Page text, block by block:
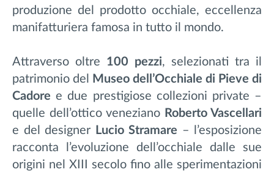
produzione del prodotto occhiale, eccellenza
manifatturiera famosa in tutto il mondo.
Attraverso oltre 100 pezzi, selezionati tra il
patrimonio del
Museo dell’Occhiale di Pieve di
Cadore e due prestigiose collezioni private –
quelle dell’ottico veneziano Roberto Vascellari
e del designer Lucio Stramare – l’esposizione
racconta l’evoluzione dell’occhiale dalle sue
origini nel XIII secolo fino alle sperimentazioni